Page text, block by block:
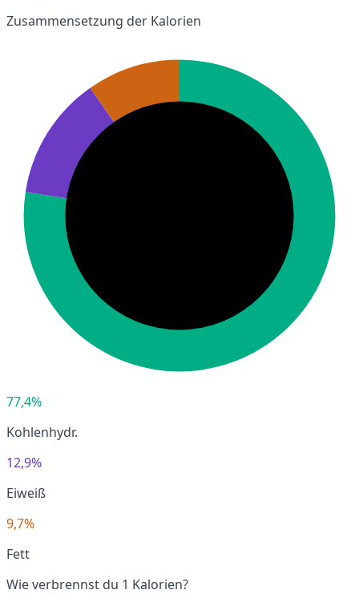
Zusammensetzung der Kalorien
77,4%
Kohlenhydr.
12,9%
Eiweiß
9,7%
Fett
Wie verbrennst du 1 Kalorien?